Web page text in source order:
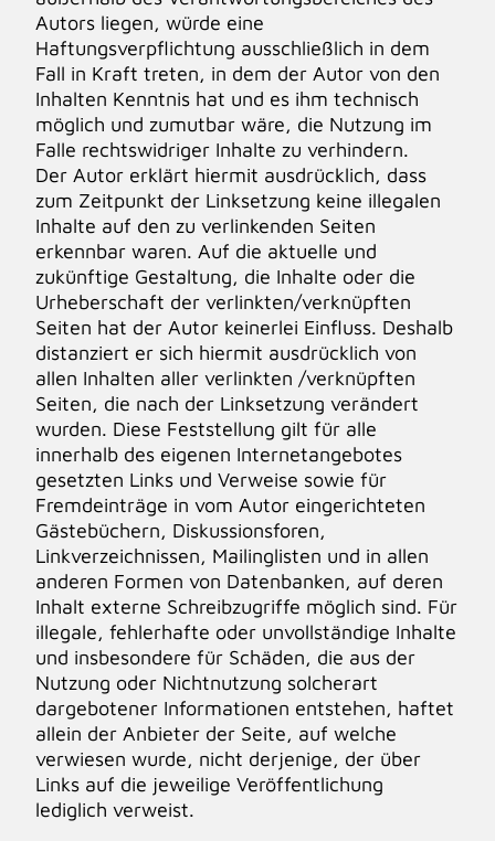
Autors liegen, würde eine
Haftungsverpflichtung ausschließlich in dem
Fall in Kraft treten, in dem der Autor von den
Inhalten Kenntnis hat und es ihm technisch
möglich und zumutbar wäre, die Nutzung im
Falle rechtswidriger Inhalte zu verhindern.
Der Autor erklärt hiermit ausdrücklich, dass
zum Zeitpunkt der Linksetzung keine illegalen
Inhalte auf den zu verlinkenden Seiten
erkennbar waren. Auf die aktuelle und
zukünftige Gestaltung, die Inhalte oder die
Urheberschaft der verlinkten/verknüpften
Seiten hat der Autor keinerlei Einfluss. Deshalb
distanziert er sich hiermit ausdrücklich von
allen Inhalten aller verlinkten /verknüpften
Seiten, die nach der Linksetzung verändert
wurden. Diese Feststellung gilt für alle
innerhalb des eigenen Internetangebotes
gesetzten Links und Verweise sowie für
Fremdeinträge in vom Autor eingerichteten
Gästebüchern, Diskussionsforen,
Linkverzeichnissen, Mailinglisten und in allen
anderen Formen von Datenbanken, auf deren
Inhalt externe Schreibzugriffe möglich sind. Für
illegale, fehlerhafte oder unvollständige Inhalte
und insbesondere für Schäden, die aus der
Nutzung oder Nichtnutzung solcherart
dargebotener Informationen entstehen, haftet
allein der Anbieter der Seite, auf welche
verwiesen wurde, nicht derjenige, der über
Links auf die jeweilige Veröffentlichung
lediglich verweist.